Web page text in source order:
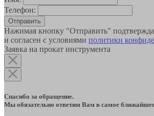
Телефон:
Отправить
Нажимая кнопку "Отправить"
и согласен с условиями политики
Заявка на прокат инструмента
Спасибо за обращение.
Мы обязательно ответим Вам в самое